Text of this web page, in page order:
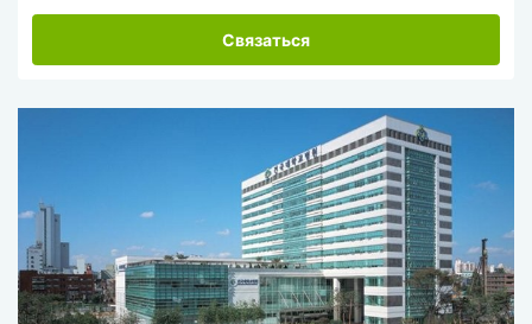
Связаться